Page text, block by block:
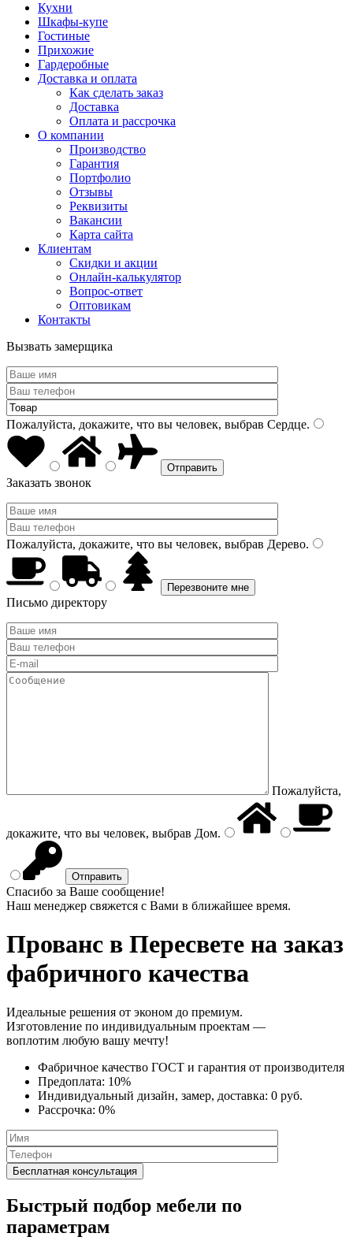
Кухни
Шкафы-купе
Гостиные
Прихожие
Гардеробные
Доставка и оплата
Как сделать заказ
Доставка
Оплата и рассрочка
О компании
Производство
Гарантия
Портфолио
Отзывы
Реквизиты
Вакансии
Карта сайта
Клиентам
Скидки и акции
Онлайн-калькулятор
Вопрос-ответ
Оптовикам
Контакты
Вызвать замерщика
Пожалуйста, докажите, что вы человек, выбрав Сердце.
Заказать звонок
Пожалуйста, докажите, что вы человек, выбрав Дерево.
Письмо директору
Пожалуйста,
докажите, что вы человек, выбрав Дом.
Спасибо за Ваше сообщение!
Наш менеджер свяжется с Вами в ближайшее время.
Прованс в Пересвете на заказ
фабричного качества
Идеальные решения от эконом до премиум.
Изготовление по индивидуальным проектам —
воплотим любую вашу мечту!
Фабричное качество ГОСТ и гарантия от производителя
Предоплата: 10%
Индивидуальный дизайн, замер, доставка: 0 руб.
Рассрочка: 0%
Быстрый подбор мебели по
параметрам